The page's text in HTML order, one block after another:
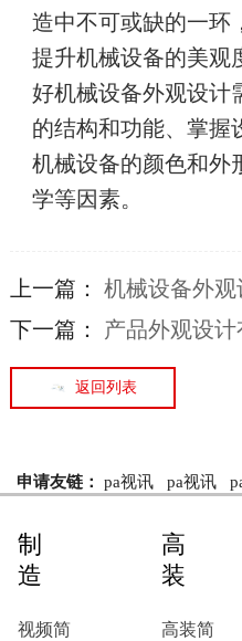
造中不可或缺的一环
提升机械设备的美观
好机械设备外观设计
的结构和功能、掌握
机械设备的颜色和外
学等因素。
上一篇： 机械设备外
下一篇： 产品外观设计
返回列表
申请友链： pa视讯 pa视讯
制
造
视频简
高
装
高装简